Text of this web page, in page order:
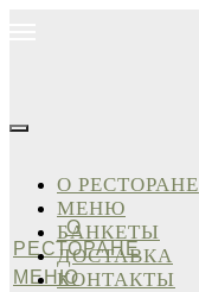
О
РЕСТОРАНЕ
МЕНЮ
О РЕСТОРАНЕ
МЕНЮ
БАНКЕТЫ
ДОСТАВКА
КОНТАКТЫ